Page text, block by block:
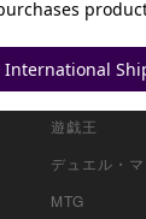
注目商品一
ポケモンカ
ワンピース
遊戯王
デュエル・
MTG